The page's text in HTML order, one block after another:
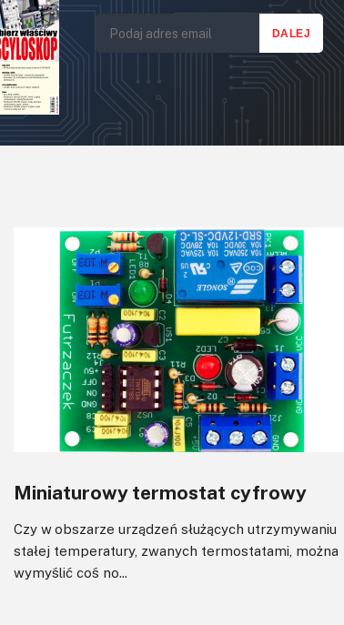
Miniaturowy termostat cyfrowy
Czy w obszarze urządzeń służących utrzymywaniu
stałej temperatury, zwanych termostatami, można
wymyślić coś no...